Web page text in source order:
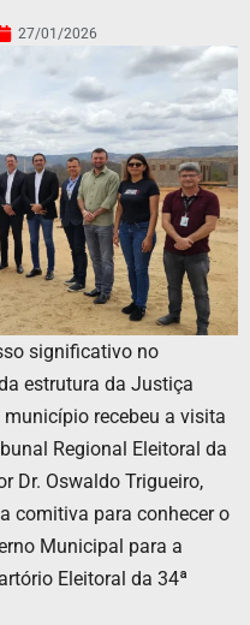
27/01/2026
significativo no
estrutura da Justiça
recebeu a visita
Regional Eleitoral da
Dr. Oswaldo Trigueiro,
comitiva para conhecer o
Municipal para a
Eleitoral da 34ª